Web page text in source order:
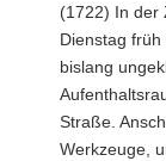
(1722) In der
Dienstag
bislang
Straße.
Werkzeuge,